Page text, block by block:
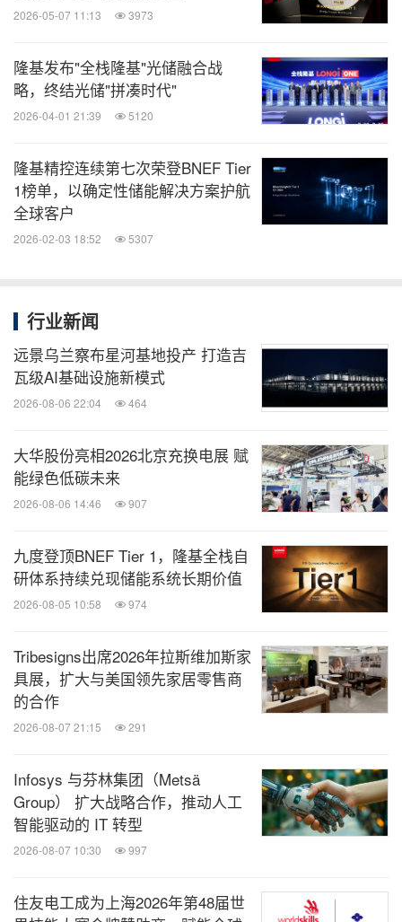
2026-05-07 11:13 3973
隆基发布"全栈隆基"光储融合战
略，终结光储"拼凑时代"
2026-04-01 21:39 5120
隆基精控连续第七次荣登BNEF Tier
1榜单，以确定性储能解决方案护航
全球客户
2026-02-03 18:52 5307
行业新闻
远景乌兰察布星河基地投产 打造吉
瓦级AI基础设施新模式
2026-08-06 22:04 464
大华股份亮相2026北京充换电展 赋
能绿色低碳未来
2026-08-06 14:46 907
九度登顶BNEF Tier 1，隆基全栈自
研体系持续兑现储能系统长期价值
2026-08-05 10:58 974
Tribesigns出席2026年拉斯维加斯家
具展，扩大与美国领先家居零售商
的合作
2026-08-07 21:15 291
Infosys 与芬林集团（Metsä
Group） 扩大战略合作，推动人工
智能驱动的 IT 转型
2026-08-07 10:30 997
住友电工成为上海2026年第48届世